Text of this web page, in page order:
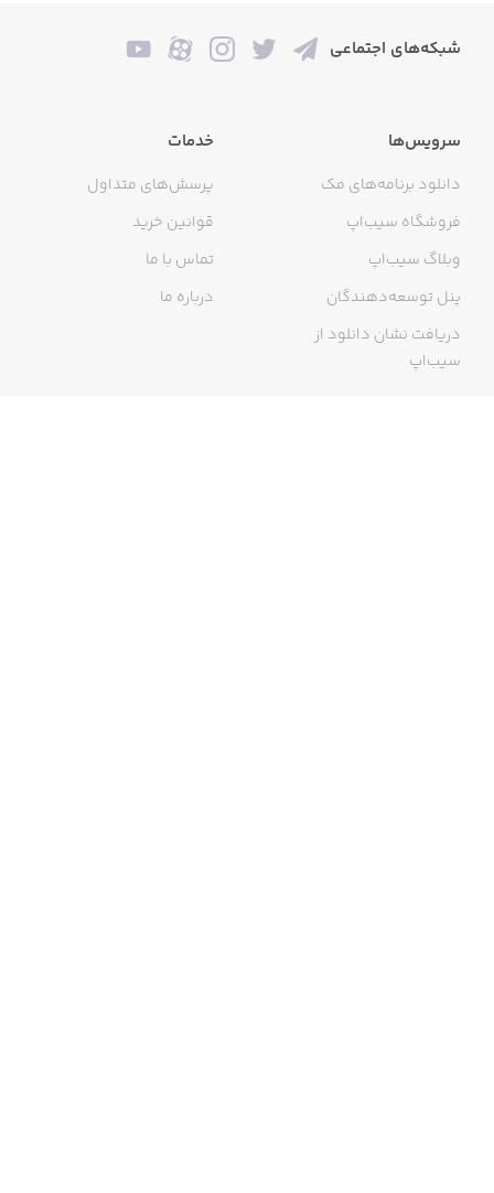
شبکه‌های اجتماعی
سرویس‌ها
دانلود برنامه‌های مک
فروشگاه سیب‌اپ
وبلاگ سیب‌اپ
پنل توسعه‌دهندگان
دریافت نشان دانلود از
سیب‌اپ
خدمات
پرسش‌های متداول
قوانین خرید
تماس با ما
درباره ما